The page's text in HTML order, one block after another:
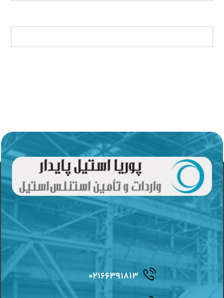
۰۲۱۶۶۳۹۱۸۱۳